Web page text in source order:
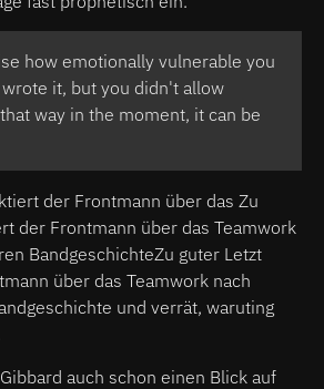
how emotionally vulnerable you
it, but you didn't allow
way in the moment, it can be
der Frontmann über das Zu
der Frontmann über das Teamwork
BandgeschichteZu guter Letzt
über das Teamwork nach
und verrät, waruting
auch schon einen Blick auf